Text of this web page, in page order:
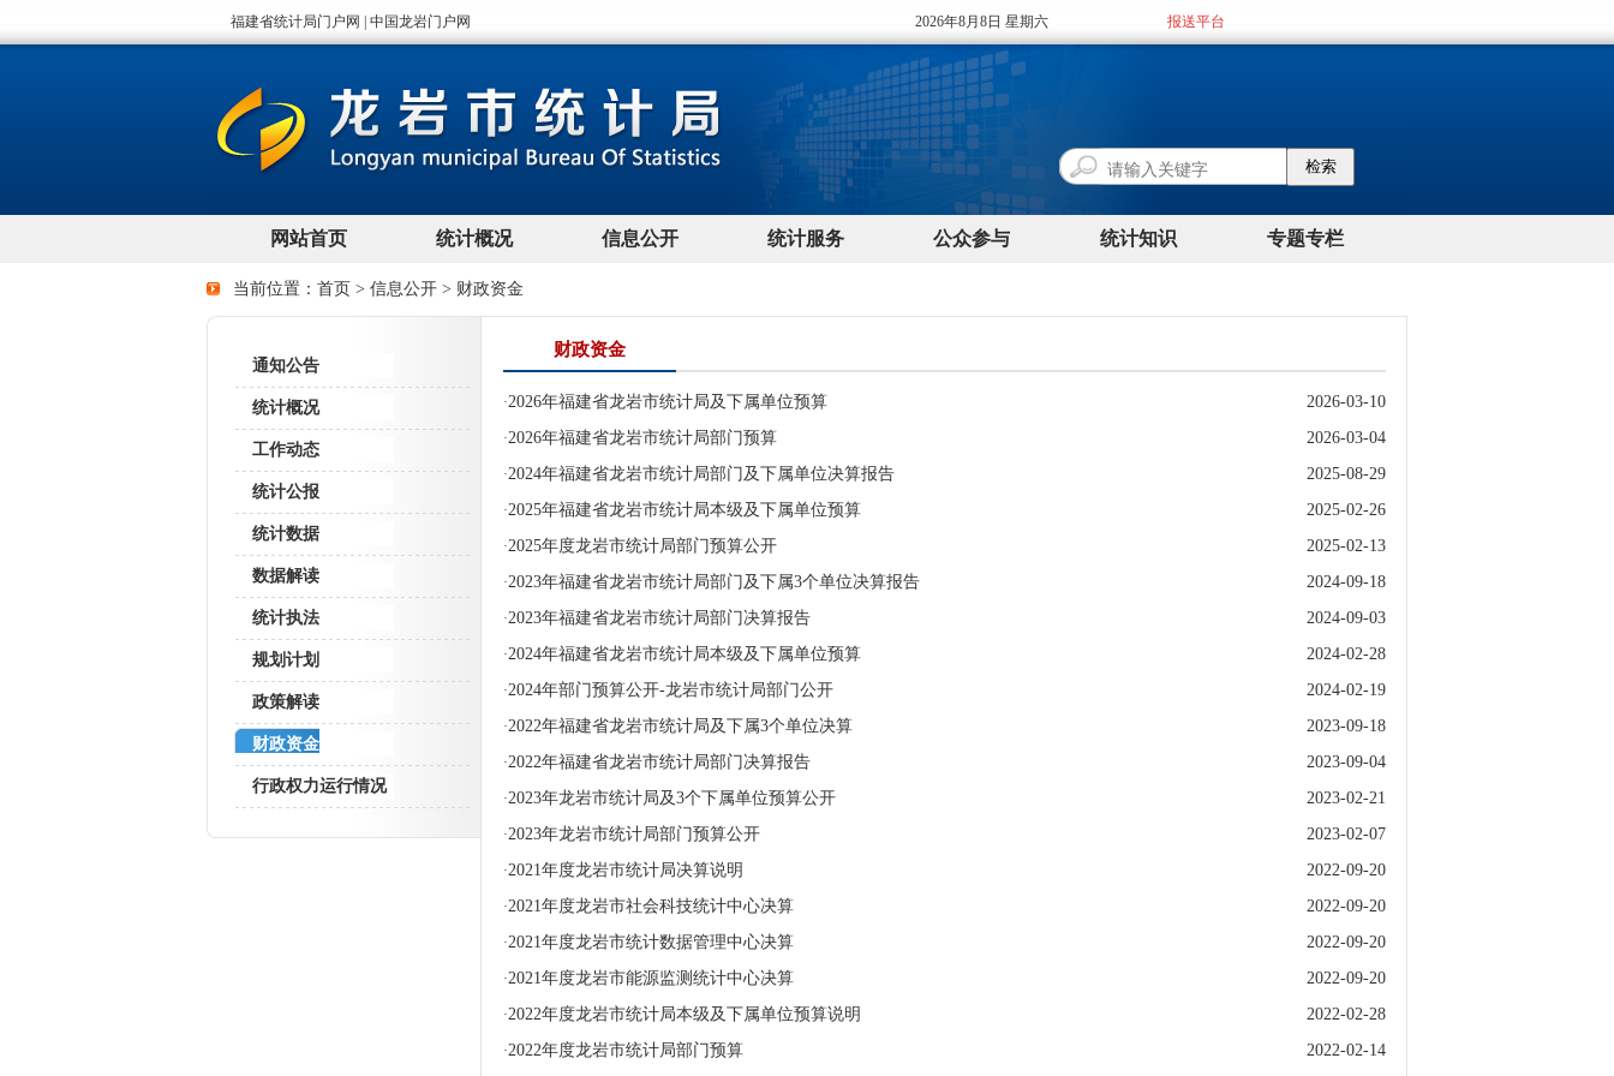
当前位置： 首页 > 信息公开 > 财政资金
通知公告
统计概况
工作动态
统计公报
统计数据
数据解读
统计执法
规划计划
政策解读
财政资金
行政权力运行情况
财政资金
·2026年福建省龙岩市统计局及下属单位预算 2026-03-10
·2026年福建省龙岩市统计局部门预算 2026-03-04
·2024年福建省龙岩市统计局部门及下属单位决算报告 2025-08-29
·2025年福建省龙岩市统计局本级及下属单位预算 2025-02-26
·2025年度龙岩市统计局部门预算公开 2025-02-13
·2023年福建省龙岩市统计局部门及下属3个单位决算报告 2024-09-18
·2023年福建省龙岩市统计局部门决算报告 2024-09-03
·2024年福建省龙岩市统计局本级及下属单位预算 2024-02-28
·2024年部门预算公开-龙岩市统计局部门公开 2024-02-19
·2022年福建省龙岩市统计局及下属3个单位决算 2023-09-18
·2022年福建省龙岩市统计局部门决算报告 2023-09-04
·2023年龙岩市统计局及3个下属单位预算公开 2023-02-21
·2023年龙岩市统计局部门预算公开 2023-02-07
·2021年度龙岩市统计局决算说明 2022-09-20
·2021年度龙岩市社会科技统计中心决算 2022-09-20
·2021年度龙岩市统计数据管理中心决算 2022-09-20
·2021年度龙岩市能源监测统计中心决算 2022-09-20
·2022年度龙岩市统计局本级及下属单位预算说明 2022-02-28
·2022年度龙岩市统计局部门预算 2022-02-14